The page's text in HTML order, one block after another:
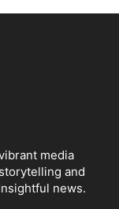
media
and
news.